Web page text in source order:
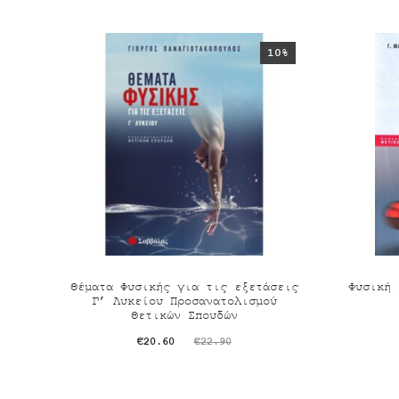
10%
Θέματα Φυσικής για τις εξετάσεις
Γ’ Λυκείου Προσανατολισμού
Θετικών Σπουδών
€22.90
Original
€20.60
Η
Φυσική